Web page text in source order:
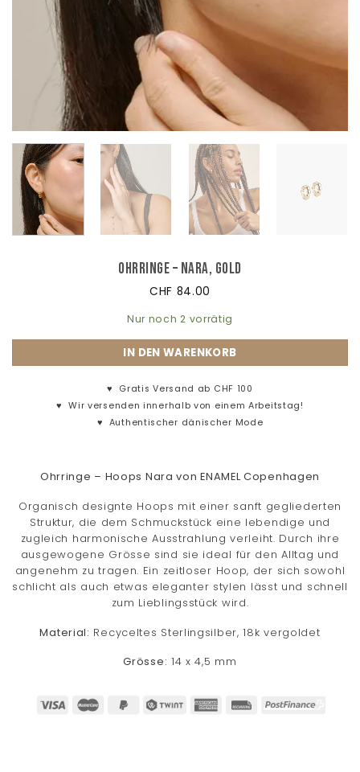
Ohrringe – Nara, Gold
CHF 84.00
Nur noch 2 vorrätig
IN DEN WARENKORB
♥ Gratis Versand ab CHF 100
♥Wir versenden innerhalb von einem Arbeitstag!
♥ Authentischer dänischer Mode
Ohrringe – Hoops Nara von ENAMEL Copenhagen
Organisch designte Hoops mit einer sanft gegliederten
Struktur, die dem Schmuckstück eine lebendige und
zugleich harmonische Ausstrahlung verleiht. Durch ihre
ausgewogene Grösse sind sie ideal für den Alltag und
angenehm zu tragen. Ein zeitloser Hoop, der sich sowohl
schlicht als auch etwas eleganter stylen lässt und schnell
zum Lieblingsstück wird.
Material: Recyceltes Sterlingsilber, 18k vergoldet
Grösse: 14 x 4,5 mm